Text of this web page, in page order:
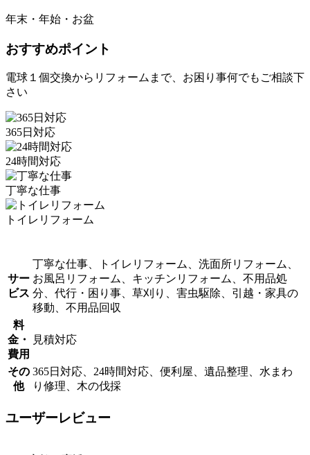
年末・年始・お盆
おすすめポイント
電球１個交換からリフォームまで、お困り事何でもご相談下
さい
365日対応
24時間対応
丁寧な仕事
トイレリフォーム
サー
ビス
丁寧な仕事、トイレリフォーム、洗面所リフォーム、
お風呂リフォーム、キッチンリフォーム、不用品処
分、代行・困り事、草刈り、害虫駆除、引越・家具の
移動、不用品回収
料
金・
費用
見積対応
その
他
365日対応、24時間対応、便利屋、遺品整理、水まわ
り修理、木の伐採
ユーザーレビュー